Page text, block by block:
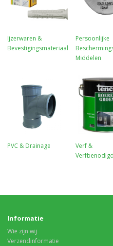
Ijzerwaren &
Bevestigingsmateriaal
Persoonlijke
Middelen
PVC & Drainage
Verf &
Informatie
Wie zijn wij
Verzendinformatie